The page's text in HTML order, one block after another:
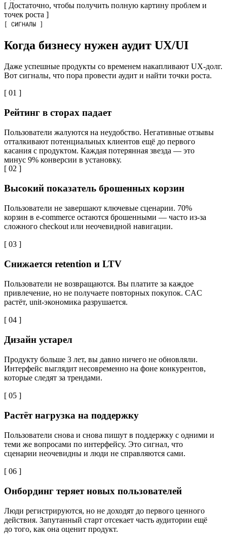
[ Достаточно, чтобы получить полную картину проблем и
точек роста ]
[ СИГНАЛЫ ]
Когда бизнесу нужен аудит UX/UI
Даже успешные продукты со временем накапливают UX-долг.
Вот сигналы, что пора провести аудит и найти точки роста.
[ 01 ]
Рейтинг в сторах падает
Пользователи жалуются на неудобство. Негативные отзывы
отталкивают потенциальных клиентов ещё до первого
касания с продуктом. Каждая потерянная звезда — это
минус 9% конверсии в установку.
[ 02 ]
Высокий показатель брошенных корзин
Пользователи не завершают ключевые сценарии. 70%
корзин в e-commerce остаются брошенными — часто из-за
сложного checkout или неочевидной навигации.
[ 03 ]
Снижается retention и LTV
Пользователи не возвращаются. Вы платите за каждое
привлечение, но не получаете повторных покупок. CAC
растёт, unit-экономика разрушается.
[ 04 ]
Дизайн устарел
Продукту больше 3 лет, вы давно ничего не обновляли.
Интерфейс выглядит несовременно на фоне конкурентов,
которые следят за трендами.
[ 05 ]
Растёт нагрузка на поддержку
Пользователи снова и снова пишут в поддержку с одними и
теми же вопросами по интерфейсу. Это сигнал, что
сценарии неочевидны и люди не справляются сами.
[ 06 ]
Онбординг теряет новых пользователей
Люди регистрируются, но не доходят до первого ценного
действия. Запутанный старт отсекает часть аудитории ещё
до того, как она оценит продукт.